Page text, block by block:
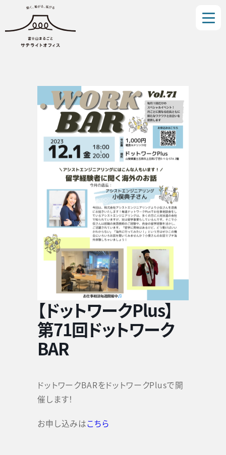
【ドットワークPlus】
第71回ドットワーク
BAR
ドットワークBARをドットワークPlusで開
催します！
お申し込みはこちら